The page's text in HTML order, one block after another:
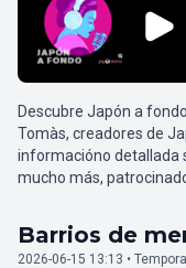
Descubre Japón a
Tomàs, creadores de
informacióno detallada
mucho más,
Barrios de
2026-06-15 13:13 •